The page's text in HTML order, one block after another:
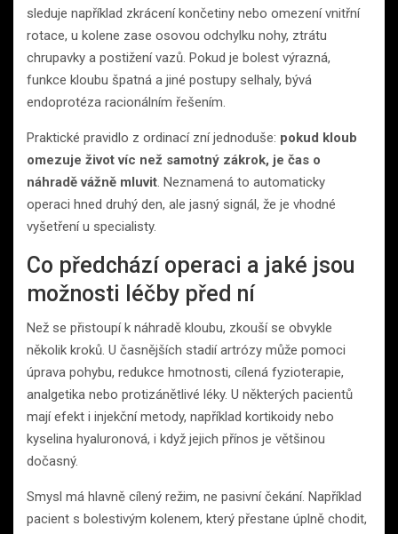
sleduje například zkrácení končetiny nebo omezení vnitřní
rotace, u kolene zase osovou odchylku nohy, ztrátu
chrupavky a postižení vazů. Pokud je bolest výrazná,
funkce kloubu špatná a jiné postupy selhaly, bývá
endoprotéza racionálním řešením.
Praktické pravidlo z ordinací zní jednoduše: pokud kloub
omezuje život víc než samotný zákrok, je čas o
náhradě vážně mluvit . Neznamená to automaticky
operaci hned druhý den, ale jasný signál, že je vhodné
vyšetření u specialisty.
Co předchází operaci a jaké jsou
možnosti léčby před ní
Než se přistoupí k náhradě kloubu, zkouší se obvykle
několik kroků. U časnějších stadií artrózy může pomoci
úprava pohybu, redukce hmotnosti, cílená fyzioterapie,
analgetika nebo protizánětlivé léky. U některých pacientů
mají efekt i injekční metody, například kortikoidy nebo
kyselina hyaluronová, i když jejich přínos je většinou
dočasný.
Smysl má hlavně cílený režim, ne pasivní čekání. Například
pacient s bolestivým kolenem, který přestane úplně chodit,